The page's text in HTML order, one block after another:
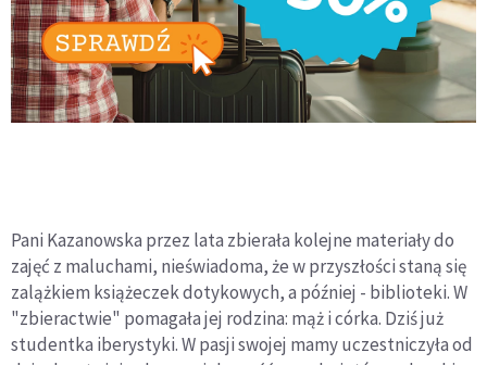
Pani Kazanowska przez lata zbierała kolejne materiały do
zajęć z maluchami, nieświadoma, że w przyszłości staną się
zalążkiem książeczek dotykowych, a później - biblioteki. W
"zbieractwie" pomagała jej rodzina: mąż i córka. Dziś już
studentka iberystyki. W pasji swojej mamy uczestniczyła od